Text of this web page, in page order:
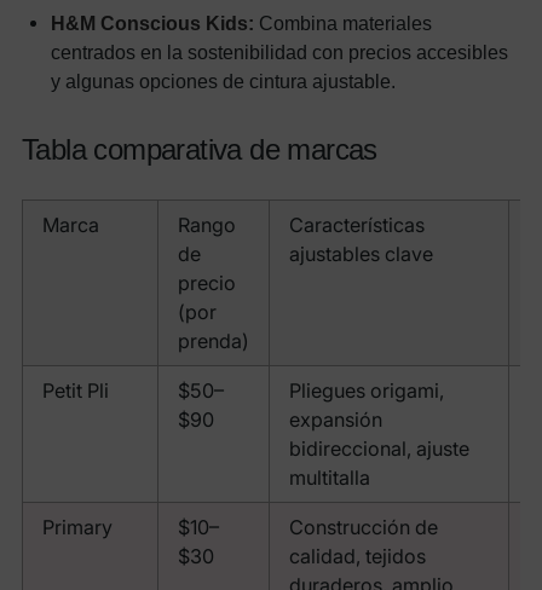
H&M Conscious Kids: Combina materiales
centrados en la sostenibilidad con precios accesibles
y algunas opciones de cintura ajustable.
Tabla comparativa de marcas
Marca
Rango
de
precio
(por
prenda)
Características
ajustables clave
Petit Pli
$50–
$90
Pliegues origami,
expansión
bidireccional, ajuste
multitalla
Primary
$10–
$30
Construcción de
calidad, tejidos